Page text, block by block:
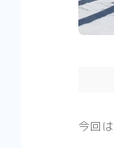
今回は